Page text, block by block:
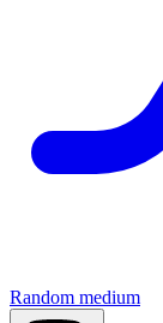
Random medium